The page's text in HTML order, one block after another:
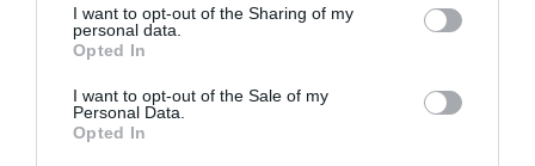
not limited to your visit or usage behaviour. You may click to
grant or deny consent to Google and its third-party tags to
use your data for below specified purposes in below Google
consent section.
I want to opt-out of the Sharing of my
personal data.
Opted In
I want to opt-out of the Sale of my
Personal Data.
Opted In
20:35 | 04 Αυγούστου 2026 Ευ ζην